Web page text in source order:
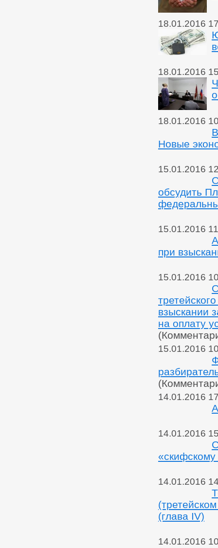
18.01.2016
18.01.2016
18.01.2016
Новые
15.01.2016
обсудить
15.01.2016
при
15.01.2016
взыскании
на оплату
15.01.2016
14.01.2016
14.01.2016
«скифскому
14.01.2016
(глава IV)
14.01.2016